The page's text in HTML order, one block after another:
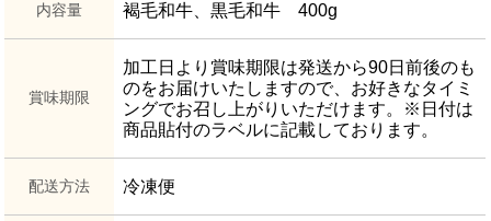
内容量 褐毛和牛、黒毛和牛 400g
賞味期限
加工日より賞味期限は発送から90日前後のも
のをお届けいたしますので、お好きなタイミ
ングでお召し上がりいただけます。※日付は
商品貼付のラベルに記載しております。
配送方法 冷凍便